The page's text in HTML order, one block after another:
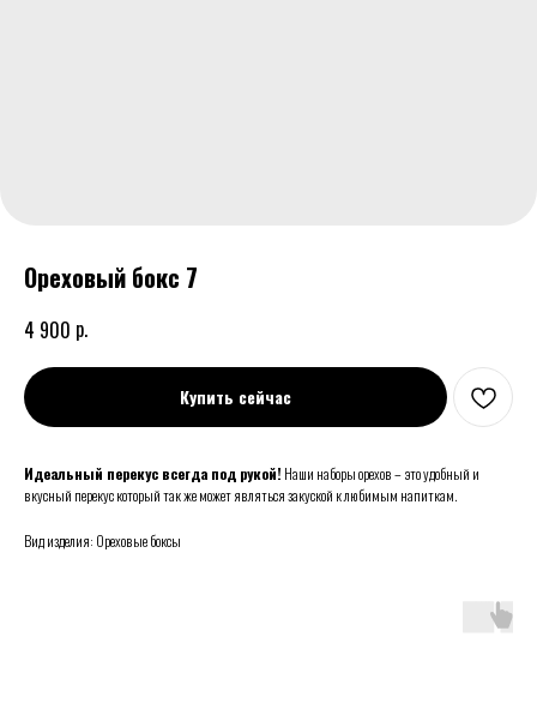
Ореховый бокс 7
4 900 р.
Купить сейчас
Идеальный перекус всегда под рукой! Наши наборы орехов – это удобный и
вкусный перекус который так же может являться закуской к любимым напиткам.
Вид изделия: Ореховые боксы